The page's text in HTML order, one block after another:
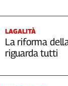
LAGALITÀ
La riforma
riguarda tutti